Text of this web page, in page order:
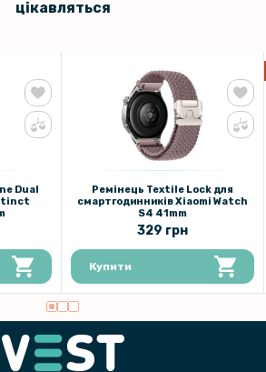
цікавляться
Dual
Ремінець Textile Lock для
смартгодинників Xiaomi Watch
S4 41mm
329 грн
Купити